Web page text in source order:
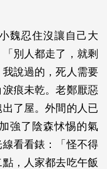
魏忍住沒讓自己大
別人都走了，就剩
說過的，死人需要
痕未乾。老鄭厭惡
了屋。外間的人已
強了陰森怵惕的氣
看看錶：「怪不得
，人家都去吃午飯